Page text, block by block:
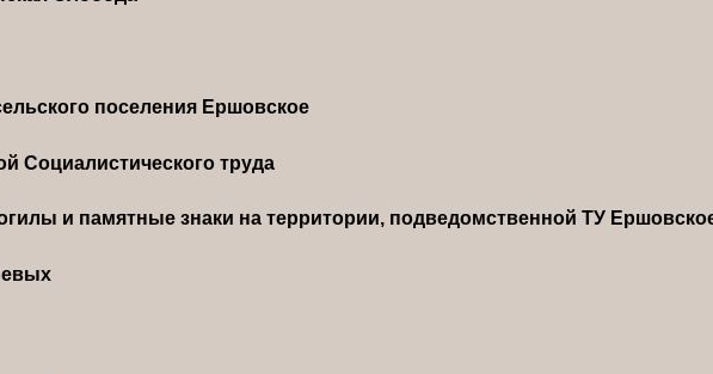
поселения Ершовское
Социалистического труда
и памятные знаки на территории, подведомственной ТУ